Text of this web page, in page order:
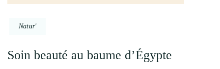
Natur'
Soin beauté au baume d’Égypte